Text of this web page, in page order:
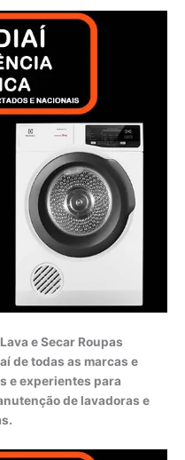
e Secar Roupas
de todas as marcas e
e experientes para
de lavadoras e